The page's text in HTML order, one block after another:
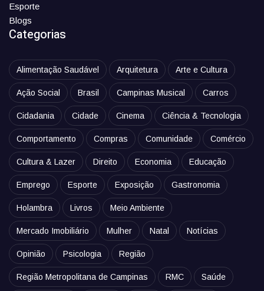
Esporte
Blogs
Categorias
Alimentação Saudável Arquitetura Arte e Cultura
Ação Social Brasil Campinas Musical Carros
Cidadania Cidade Cinema Ciência & Tecnologia
Comportamento Compras Comunidade Comércio
Cultura & Lazer Direito Economia Educação
Emprego Esporte Exposição Gastronomia
Holambra Livros Meio Ambiente
Mercado Imobiliário Mulher Natal Notícias
Opinião Psicologia Região
Região Metropolitana de Campinas RMC Saúde